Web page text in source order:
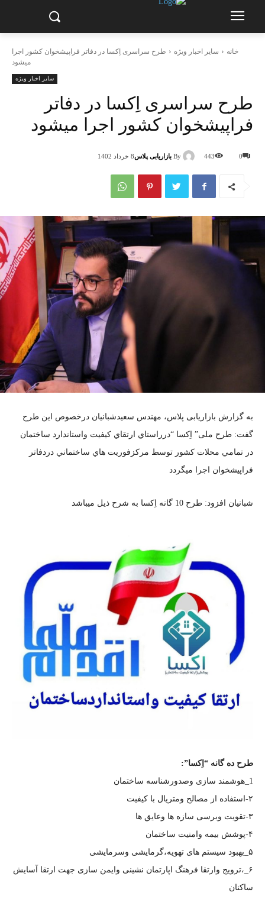
خانه سایر اخبار ویژه
طرح سراسری اِکسا در دفاتر فراپیشخوان کشور اجرا
میشود
سایر اخبار ویژه
طرح سراسری اِکسا در دفاتر
فراپیشخوان کشور اجرا میشود
By بازاریابی پلاس8 خرداد 1402 0
443
به گزارش بازاریابی پلاس، مهندس سعیدشبانیان درخصوص این طرح
گفت: طرح ملی” اِکسا “درراستاي ارتقاي كيفيت واستاندارد ساختمان
در تمامي محلات كشور توسط مركزفوريت هاي ساختماني دردفاتر
فراپيشخوان اجرا ميگردد
شبانيان افزود: طرح 10 گانه اِكسا به شرح ذيل ميباشد
طرح ده گانه “اِکسا”:
1_هوشمند سازی وصدورشناسه ساختمان
۲-استفاده از مصالح ومتریال با کیفیت
۳-تقویت وبرسی سازه ها وعایق ها
۴-پوشش بیمه وامنیت ساختمان
۵_بهبود سیستم های تهویه،گرمایشی وسرمایشی
۶_،ترویج وارتقا فرهنگ اپارتمان نشینی وایمن سازی جهت ارتقا آسایش
ساکنان